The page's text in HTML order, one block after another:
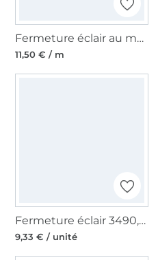
Fermeture éclair au mètre gris clair, multicolore
11,50 € / m
Fermeture éclair 3490, rouge de vin
9,33 € / unité